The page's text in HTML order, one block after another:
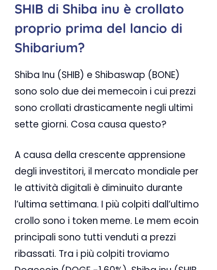
SHIB di Shiba inu è crollato
proprio prima del lancio di
Shibarium?
Shiba Inu (SHIB) e Shibaswap (BONE)
sono solo due dei memecoin i cui prezzi
sono crollati drasticamente negli ultimi
sette giorni. Cosa causa questo?
A causa della crescente apprensione
degli investitori, il mercato mondiale per
le attività digitali è diminuito durante
l’ultima settimana. I più colpiti dall’ultimo
crollo sono i token meme. Le mem ecoin
principali sono tutti venduti a prezzi
ribassati. Tra i più colpiti troviamo